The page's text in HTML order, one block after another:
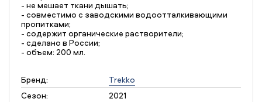
- не мешает ткани дышать;
- совместимо с заводскими водоотталкивающими
пропитками;
- содержит органические растворители;
- сделано в России;
- объем: 200 мл.
Бренд:
Trekko
Сезон:
2021